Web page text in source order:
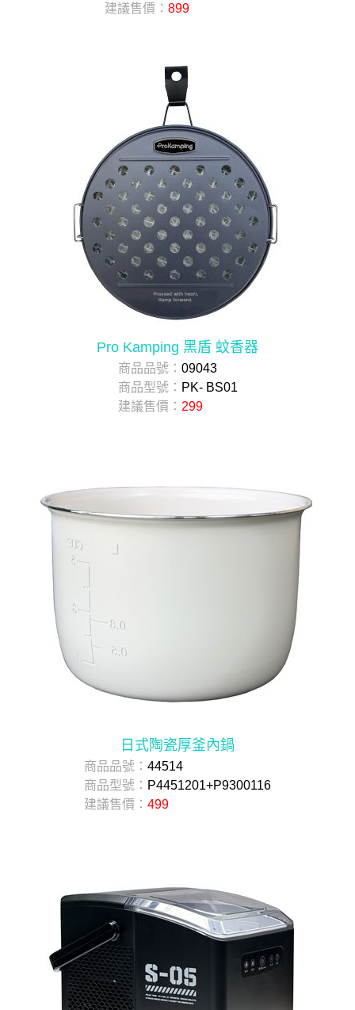
建議售價： 899
Pro Kamping 黑盾 蚊香器
商品品號： 09043
商品型號： PK- BS01
建議售價： 299
日式陶瓷厚釜內鍋
商品品號： 44514
商品型號： P4451201+P9300116
建議售價： 499